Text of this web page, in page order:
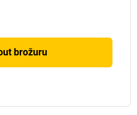
brožuru